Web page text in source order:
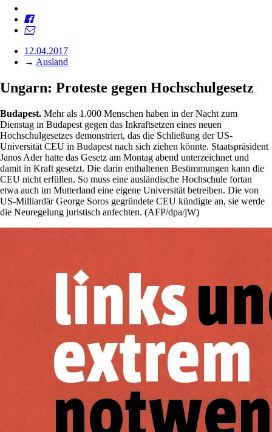
12.04.2017
→ Ausland
Ungarn: Proteste gegen Hochschulgesetz
Budapest. Mehr als 1.000 Menschen haben in der Nacht zum
Dienstag in Budapest gegen das Inkraftsetzen eines neuen
Hochschulgesetzes demonstriert, das die Schließung der US-
Universität CEU in Budapest nach sich ziehen könnte. Staatspräsident
Janos Ader hatte das Gesetz am Montag abend unterzeichnet und
damit in Kraft gesetzt. Die darin enthaltenen Bestimmungen kann die
CEU nicht erfüllen. So muss eine ausländische Hochschule fortan
etwa auch im Mutterland eine eigene Universität betreiben. Die von
US-Milliardär George Soros gegründete CEU kündigte an, sie werde
die Neuregelung juristisch anfechten. (AFP/dpa/jW)